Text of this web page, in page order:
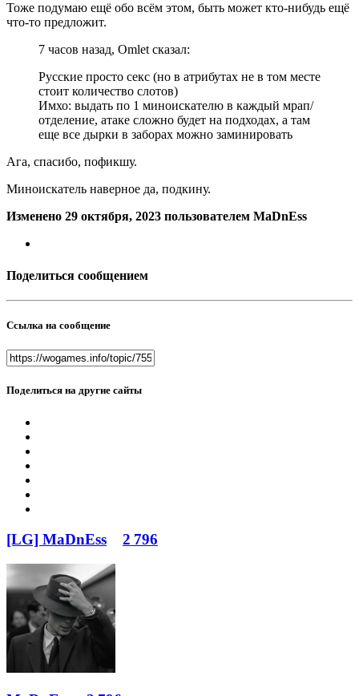
Тоже подумаю ещё обо всём этом, быть может кто-нибудь ещё
что-то предложит.
7 часов назад, Omlet сказал:
Русские просто секс (но в атрибутах не в том месте
стоит количество слотов)
Имхо: выдать по 1 миноискателю в каждый мрап/
отделение, атаке сложно будет на подходах, а там
еще все дырки в заборах можно заминировать
Ага, спасибо, пофикшу.
Миноискатель наверное да, подкину.
Изменено 29 октября, 2023 пользователем MaDnEss
Поделиться сообщением
Ссылка на сообщение
Поделиться на другие сайты
[LG] MaDnEss 2 796